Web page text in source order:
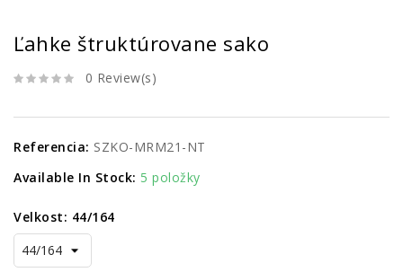
Ľahke štruktúrovane sako
0 Review(s)
Referencia: SZKO-MRM21-NT
Available In Stock: 5 položky
Velkost: 44/164